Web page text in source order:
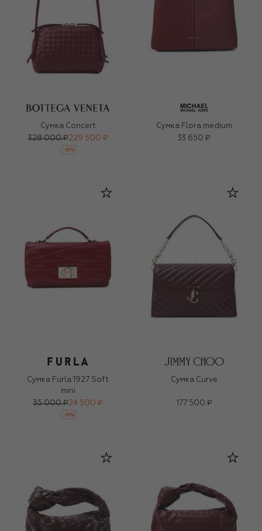
Сумка Concert
328 000 ₽229 500 ₽
-30%
Сумка Flora medium
33 650 ₽
Сумка Furla 1927 Soft
mini
35 000 ₽24 500 ₽
-30%
Сумка Curve
177 500 ₽